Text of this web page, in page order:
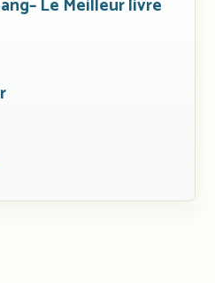
Le Meilleur livre